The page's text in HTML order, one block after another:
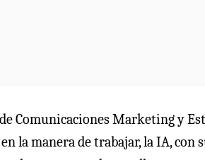
Comunicaciones Marketing y
la manera de trabajar, la IA, con